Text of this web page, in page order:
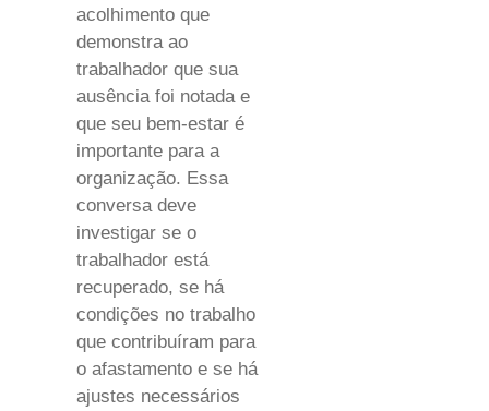
acolhimento que
demonstra ao
trabalhador que sua
ausência foi notada e
que seu bem-estar é
importante para a
organização. Essa
conversa deve
investigar se o
trabalhador está
recuperado, se há
condições no trabalho
que contribuíram para
o afastamento e se há
ajustes necessários